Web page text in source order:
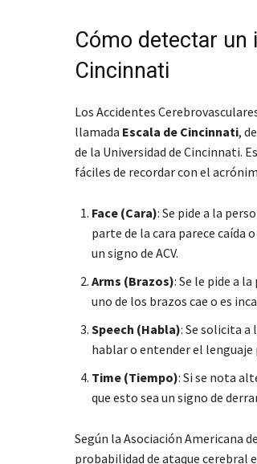
Cómo detectar un
Cincinnati
Los Accidentes
llamada Escala de Cincinnati,
de la Universidad de Cincinnati.
fáciles de recordar con el
Face (Cara): Se pide a la
parte de la cara parece caída
un signo de ACV.
Arms (Brazos): Se le pide a
uno de los brazos cae o es
Speech (Habla): Se solicita
hablar o entender el lenguaje
Time (Tiempo): Si se nota
que esto sea un signo de
Según la Asociación Americana
probabilidad de ataque cerebral